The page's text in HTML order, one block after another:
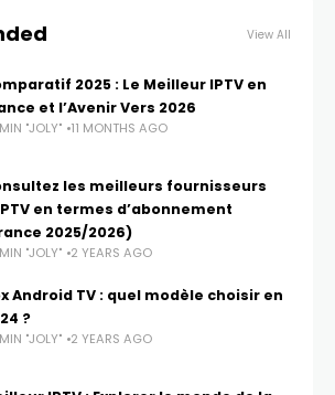
View All
2025 : Le Meilleur IPTV en
et l’Avenir Vers 2026
"JOLY" 11 MONTHS AGO
les meilleurs fournisseurs
en termes d’abonnement
2025/2026)
"JOLY" 2 YEARS AGO
Android TV : quel modèle choisir en
?
"JOLY" 2 YEARS AGO